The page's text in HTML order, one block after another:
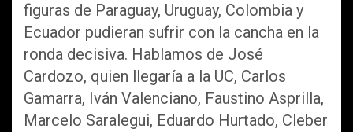
figuras de Paraguay, Uruguay, Colombia y
Ecuador pudieran sufrir con la cancha en la
ronda decisiva. Hablamos de José
Cardozo, quien llegaría a la UC, Carlos
Gamarra, Iván Valenciano, Faustino Asprilla,
Marcelo Saralegui, Eduardo Hurtado, Cleber